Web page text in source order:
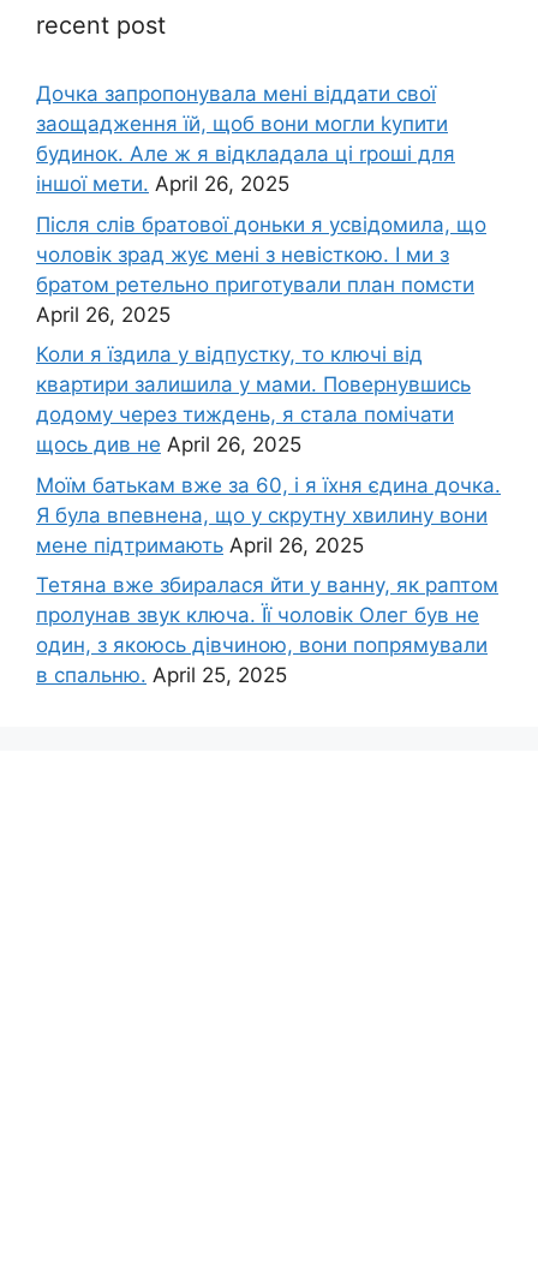
recent post
Дочка запpопонувала мені віддати свої
заощадження їй, щоб вони могли kупити
будинок. Але ж я відкладала ці rроші для
іншої мети. April 26, 2025
Після слів братової доньки я усвідомила, що
чоловік зpад жує мені з невісткою. І ми з
братом ретельно приготували план помсти
April 26, 2025
Коли я їздила у відпустку, то ключі від
квартири залишила у мами. Повернувшись
додому через тиждень, я стала помічати
щось див не April 26, 2025
Моїм батькам вже за 60, і я їхня єдина дочка.
Я була впевнена, що у скрутну хвилину вони
мене підтримають April 26, 2025
Тетяна вже збиралася йти у ванну, як раптом
пролунав звук ключа. Її чоловік Олег був не
один, з якоюсь дівчиною, вони попрямували
в спальню. April 25, 2025